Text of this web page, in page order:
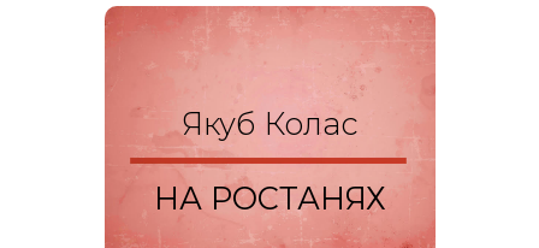
Якуб Колас
НА РОСТАНЯХ